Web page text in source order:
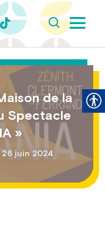
de la
Spectacle
»
juin 2024